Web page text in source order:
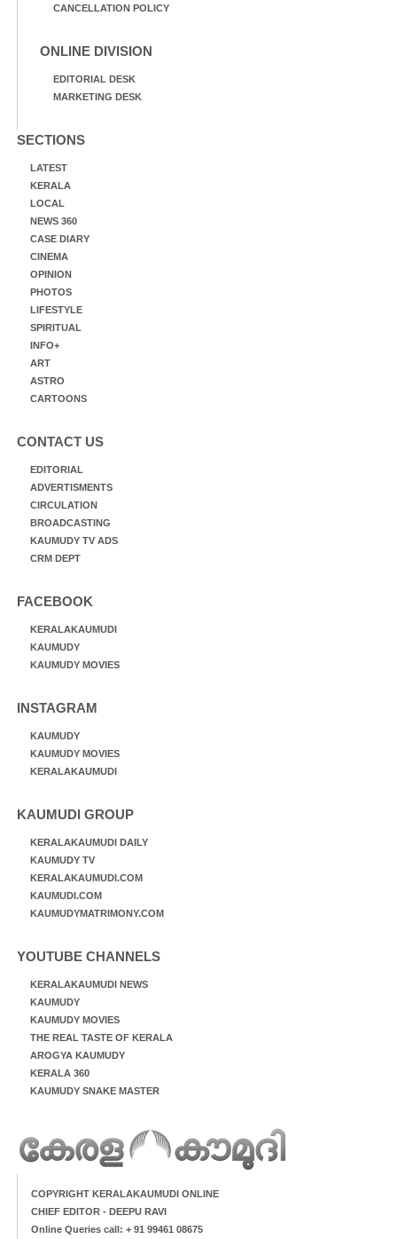
CANCELLATION POLICY
ONLINE DIVISION
EDITORIAL DESK
MARKETING DESK
SECTIONS
LATEST
KERALA
LOCAL
NEWS 360
CASE DIARY
CINEMA
OPINION
PHOTOS
LIFESTYLE
SPIRITUAL
INFO+
ART
ASTRO
CARTOONS
CONTACT US
EDITORIAL
ADVERTISMENTS
CIRCULATION
BROADCASTING
KAUMUDY TV ADS
CRM DEPT
FACEBOOK
KERALAKAUMUDI
KAUMUDY
KAUMUDY MOVIES
INSTAGRAM
KAUMUDY
KAUMUDY MOVIES
KERALAKAUMUDI
KAUMUDI GROUP
KERALAKAUMUDI DAILY
KAUMUDY TV
KERALAKAUMUDI.COM
KAUMUDI.COM
KAUMUDYMATRIMONY.COM
YOUTUBE CHANNELS
KERALAKAUMUDI NEWS
KAUMUDY
KAUMUDY MOVIES
THE REAL TASTE OF KERALA
AROGYA KAUMUDY
KERALA 360
KAUMUDY SNAKE MASTER
COPYRIGHT KERALAKAUMUDI ONLINE
CHIEF EDITOR - DEEPU RAVI
Online Queries call: + 91 99461 08675